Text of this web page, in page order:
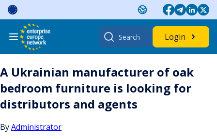
Skip
content
Search
for:
Login
A Ukrainian manufacturer of oak
bedroom furniture is looking for
distributors and agents
ByAdministrator